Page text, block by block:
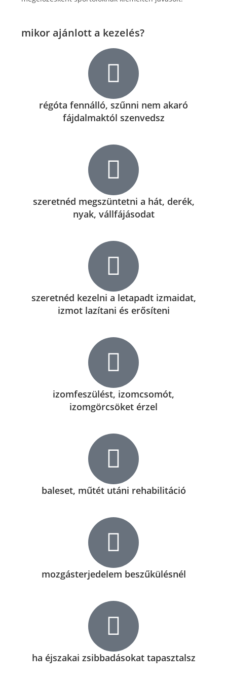
mikor ajánlott a kezelés?
régóta fennálló, szűnni nem akaró
fájdalmaktól szenvedsz
szeretnéd megszüntetni a hát, derék,
nyak, vállfájásodat
szeretnéd kezelni a letapadt izmaidat,
izmot lazítani és erősíteni
izomfeszülést, izomcsomót,
izomgörcsöket érzel
baleset, műtét utáni rehabilitáció
mozgásterjedelem beszűkülésnél
ha éjszakai zsibbadásokat tapasztalsz